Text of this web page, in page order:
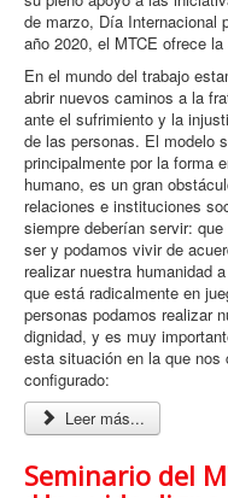
de marzo, Día Internacional
año 2020, el MTCE ofrece
En el mundo del trabajo
abrir nuevos caminos a la
ante el sufrimiento y la
de las personas. El modelo
principalmente por la forma
humano, es un gran
relaciones e instituciones
siempre deberían servir:
ser y podamos vivir de
realizar nuestra humanidad
que está radicalmente en
personas podamos realizar
dignidad, y es muy
esta situación en la que
configurado:
Leer más...
Seminario del